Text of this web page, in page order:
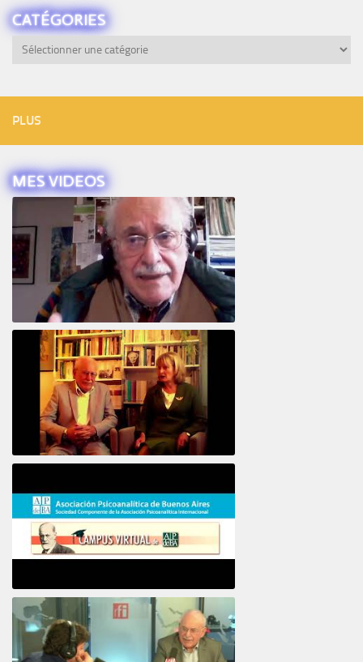
CATÉGORIES
Catégories
PLUS
MES VIDEOS
Intervista ad Alberto Eiguer
Psicoanálisis por Skype y teléfono Alberto
Eiguer presenta el curso virtual 2017